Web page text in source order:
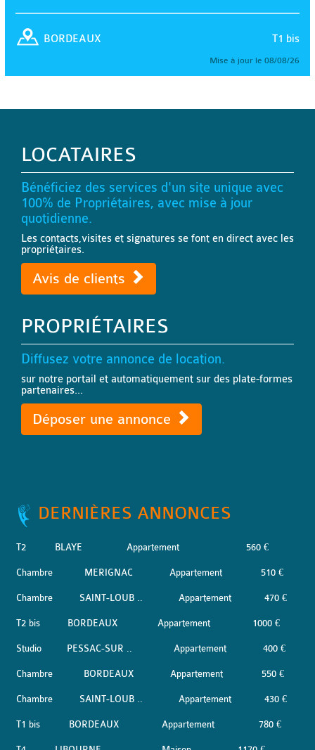
T1 bis
BORDEAUX
Mise à jour le 08/08/26
LOCATAIRES
Bénéficiez des services d'un site unique avec
100% de Propriétaires, avec mise à jour
quotidienne.
Les contacts,visites et signatures se font en direct avec les
propriétaires.
Avis de clients
PROPRIÉTAIRES
Diffusez votre annonce de location.
sur notre portail et automatiquement sur des plate-formes
partenaires...
Déposer une annonce
DERNIÈRES ANNONCES
T2 BLAYE Appartement 560 €
Chambre MERIGNAC Appartement 510 €
Chambre SAINT-LOUB .. Appartement 470 €
T2 bis BORDEAUX Appartement 1000 €
Studio PESSAC-SUR .. Appartement 400 €
Chambre BORDEAUX Appartement 550 €
Chambre SAINT-LOUB .. Appartement 430 €
T1 bis BORDEAUX Appartement 780 €